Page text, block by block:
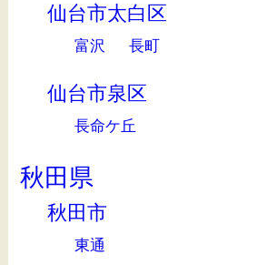
仙台市太白区
富沢 長町
仙台市泉区
長命ケ丘
秋田県
秋田市
東通